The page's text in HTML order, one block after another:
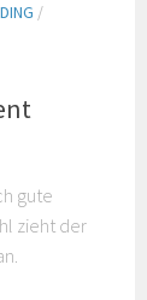
/
gute
zieht der